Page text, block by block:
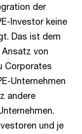
der
Investor keine
Das ist dem
von
Corporates
Unternehmen
andere
und je